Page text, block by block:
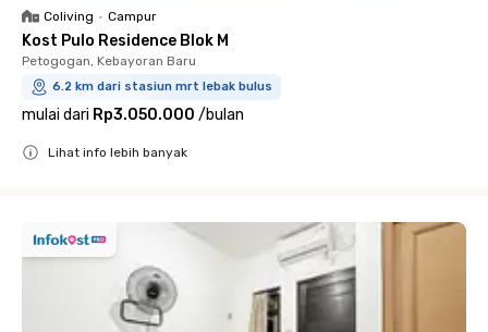
Coliving • Campur
Kost Pulo Residence Blok M
Petogogan, Kebayoran Baru
6.2 km dari stasiun mrt lebak bulus
mulai dari Rp3.050.000 /bulan
Lihat info lebih banyak